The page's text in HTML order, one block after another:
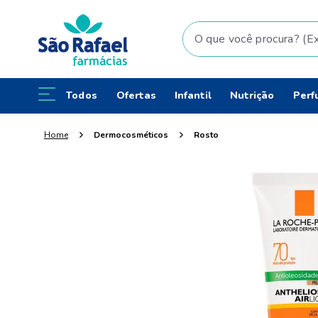
O que você procura? (Ex:
Todos Ofertas Infantil Nutrição
Dermocosméticos Rosto